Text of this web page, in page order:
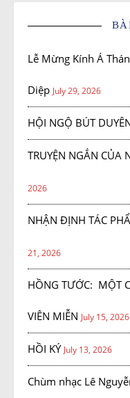
Lễ Mừng Kính Á
Diệp July 29, 2026
HỘI NGỘ BÚT
TRUYỆN NGẮN CỦA
2026
NHẬN ĐỊNH TÁC
21, 2026
HỒNG TƯỚC: MỘT
VIÊN MIỄN July 15, 2026
HỒI KÝ July 13, 2026
Chùm nhạc Lê